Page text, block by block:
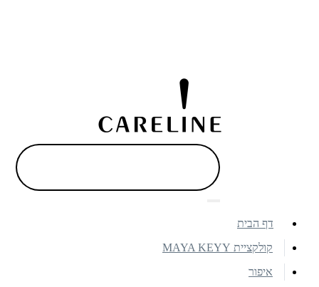
דף הבית
קולקציית MAYA KEYY
איפור